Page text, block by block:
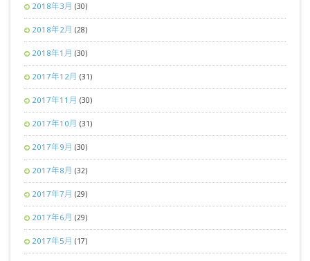
2018年3月 (30)
2018年2月 (28)
2018年1月 (30)
2017年12月 (31)
2017年11月 (30)
2017年10月 (31)
2017年9月 (30)
2017年8月 (32)
2017年7月 (29)
2017年6月 (29)
2017年5月 (17)